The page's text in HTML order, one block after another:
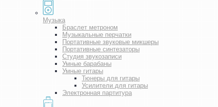
Музыка
Браслет метроном
Музыкальные перчатки
Портативные звуковые микшеры
Портативные синтезаторы
Студия звукозаписи
Умные барабаны
Умные гитары
Тюнеры для гитары
Усилители для гитары
Электронная партитура